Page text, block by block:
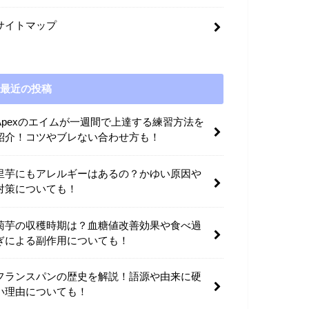
イトマップ
最近の投稿
のエイムが一週間で上達する練習方法を
介！コツやブレない合わせ方も！
芋にもアレルギーはあるの？かゆい原因や
策についても！
芋の収穫時期は？血糖値改善効果や食べ過
による副作用についても！
ランスパンの歴史を解説！語源や由来に硬
理由についても！